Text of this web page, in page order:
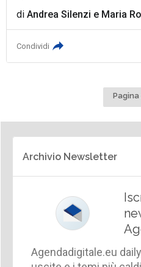
diAndrea Silenzi e Maria
Condividi
Pagina
Archivio Newsletter
Agendadigitale.eu